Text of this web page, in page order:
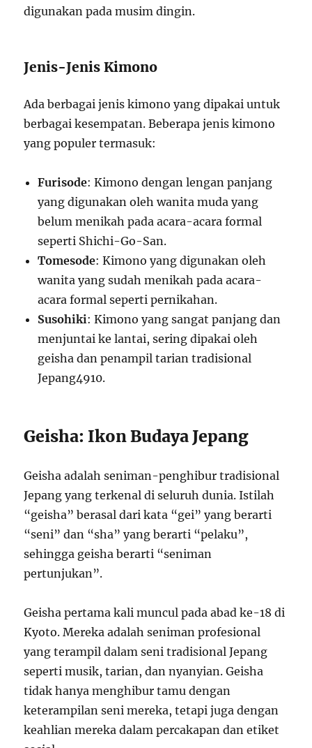
digunakan pada musim dingin.
Jenis-Jenis Kimono
Ada berbagai jenis kimono yang dipakai untuk
berbagai kesempatan. Beberapa jenis kimono
yang populer termasuk:
Furisode: Kimono dengan lengan panjang
yang digunakan oleh wanita muda yang
belum menikah pada acara-acara formal
seperti Shichi-Go-San.
Tomesode: Kimono yang digunakan oleh
wanita yang sudah menikah pada acara-
acara formal seperti pernikahan.
Susohiki: Kimono yang sangat panjang dan
menjuntai ke lantai, sering dipakai oleh
geisha dan penampil tarian tradisional
Jepang4910.
Geisha: Ikon Budaya Jepang
Geisha adalah seniman-penghibur tradisional
Jepang yang terkenal di seluruh dunia. Istilah
“geisha” berasal dari kata “gei” yang berarti
“seni” dan “sha” yang berarti “pelaku”,
sehingga geisha berarti “seniman
pertunjukan”.
Geisha pertama kali muncul pada abad ke-18 di
Kyoto. Mereka adalah seniman profesional
yang terampil dalam seni tradisional Jepang
seperti musik, tarian, dan nyanyian. Geisha
tidak hanya menghibur tamu dengan
keterampilan seni mereka, tetapi juga dengan
keahlian mereka dalam percakapan dan etiket